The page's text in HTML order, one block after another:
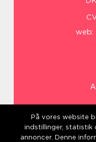
web:
På vores website
indstillinger, statistik
annoncer. Denne